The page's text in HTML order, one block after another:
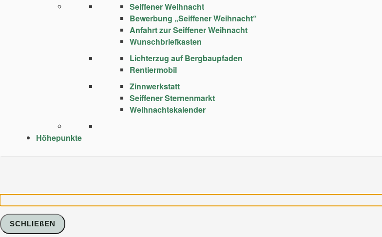
Seiffener Weihnacht
Bewerbung „Seiffener Weihnacht“
Anfahrt zur Seiffener Weihnacht
Wunschbriefkasten
Lichterzug auf Bergbaupfaden
Rentiermobil
Zinnwerkstatt
Seiffener Sternenmarkt
Weihnachtskalender
Höhepunkte
SCHLIEßEN